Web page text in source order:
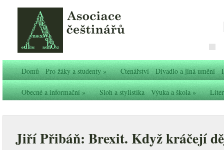
Domů Pro žáky a studenty» Čtenářství Divadlo a jiná umění
Obecné a informační» Sloh a stylistika Výuka a škola»
Jiří Přibáň: Brexit. Když kráčejí